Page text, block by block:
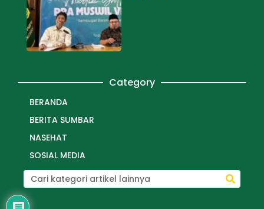
Category
BERANDA
BERITA SUMBAR
NASEHAT
SOSIAL MEDIA